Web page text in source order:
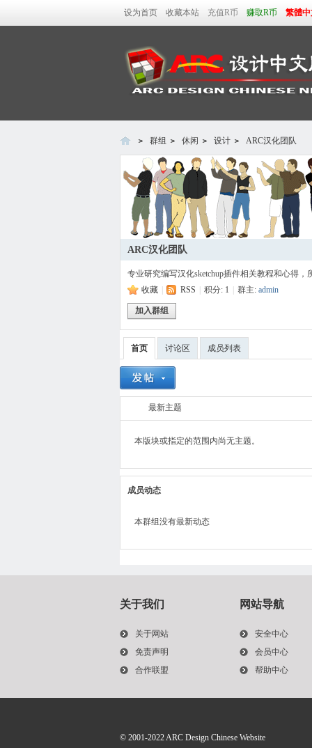
设为首页 收藏本站 充值R币 赚取R币 繁體中
RC
设
群组 休闲 设计 ARC汉化团队
ARC汉化团队
专业研究编写汉化sketchup插件相关教程和心得
收藏
RSS 积分: 1 群主: admin
加入群组
首页 讨论区 成员列表
最新主题
本版块或指定的范围内尚无主题。
成员动态
本群组没有最新动态
关于我们
关于网站
免责声明
合作联盟
网站导航
安全中心
会员中心
帮助中心
© 2001-2022ARC Design Chinese Website